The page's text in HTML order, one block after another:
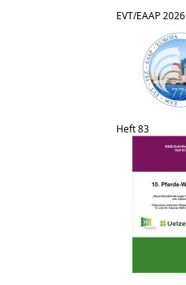
EVT/EAAP 2026
Heft 83